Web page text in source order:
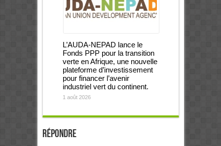
L’AUDA-NEPAD lance le
Fonds PPP pour la transition
verte en Afrique, une nouvelle
plateforme d’investissement
pour financer l’avenir
industriel vert du continent.
1 août 2026
Répondre